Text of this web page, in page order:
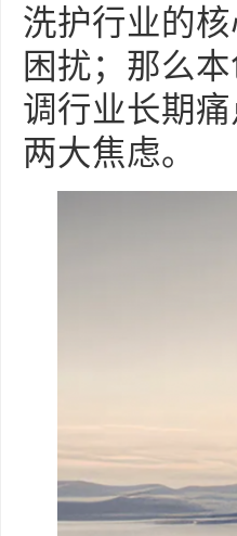
洗护行业的
困扰；那么
调行业长期
两大焦虑。